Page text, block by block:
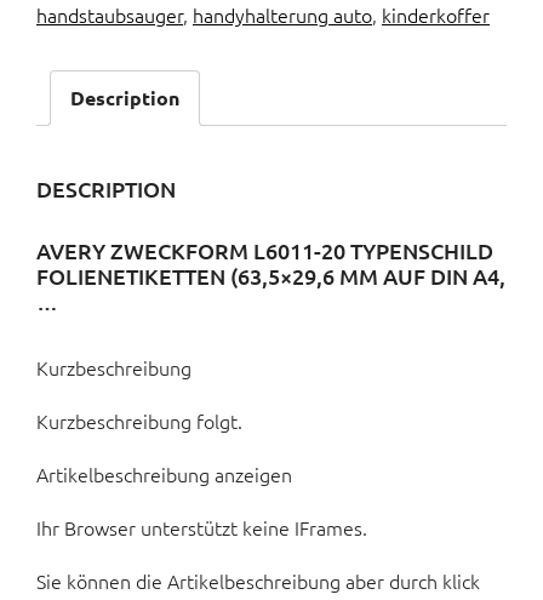
handstaubsauger, handyhalterung auto, kinderkoffer
Description
DESCRIPTION
AVERY ZWECKFORM L6011-20 TYPENSCHILD
FOLIENETIKETTEN (63,5×29,6 MM AUF DIN A4,
…
Kurzbeschreibung
Kurzbeschreibung folgt.
Artikelbeschreibung anzeigen
Ihr Browser unterstützt keine IFrames.
Sie können die Artikelbeschreibung aber durch klick